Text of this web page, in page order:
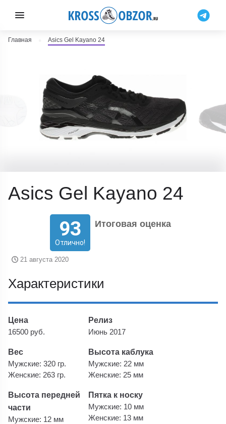
Главная Asics Gel Kayano 24
Asics Gel Kayano 24
93
Отлично!
Итоговая оценка
21 августа 2020
Характеристики
Цена
16500 руб.
Релиз
Июнь 2017
Вес
Мужские: 320 гр.
Женские: 263 гр.
Высота каблука
Мужские: 22 мм
Женские: 25 мм
Высота передней
части
Мужские: 12 мм
Пятка к носку
Мужские: 10 мм
Женские: 13 мм